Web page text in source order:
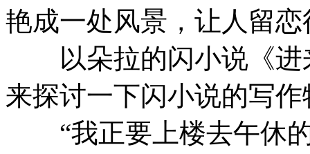
艳成一处风景，让人留恋
以朵拉的闪小说《进
来探讨一下闪小说的写作
“我正要上楼去午休的